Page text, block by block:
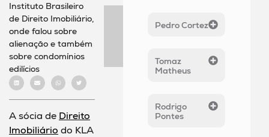
Instituto Brasileiro
de Direito Imobiliário,
onde falou sobre
alienação e também
sobre condomínios
edilícios
A sócia de Direito
Imobiliário do KLA
Pedro Cortez
Tomaz
Matheus
Rodrigo
Pontes